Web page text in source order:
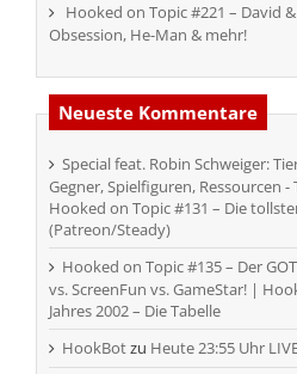
Hooked on Topic #221 – David
Obsession, He-Man & mehr!
Neueste Kommentare
Special feat. Robin Schweiger:
Gegner, Spielfiguren, Ressourcen
Hooked on Topic #131 – Die
(Patreon/Steady)
Hooked on Topic #135 – Der
vs. ScreenFun vs. GameStar! |
Jahres 2002 – Die Tabelle
HookBotzu Heute 23:55 Uhr